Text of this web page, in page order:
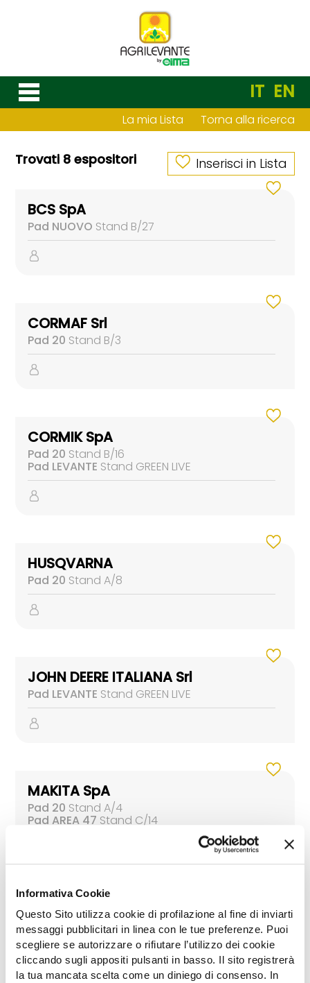
Informativa Cookie
Questo Sito utilizza cookie di profilazione al fine di inviarti
messaggi pubblicitari in linea con le tue preferenze. Puoi
scegliere se autorizzare o rifiutare l’utilizzo dei cookie
cliccando sugli appositi pulsanti in basso. Il sito registrerà
la tua mancata scelta come un diniego di consenso. In
IT EN
La mia Lista Torna alla ricerca
Trovati 8 espositori Inserisci in Lista
BCS SpA
Pad NUOVO Stand B/27
CORMAF Srl
Pad 20 Stand B/3
CORMIK SpA
Pad 20 Stand B/16
Pad LEVANTE Stand GREEN LIVE
HUSQVARNA
Pad 20 Stand A/8
JOHN DEERE ITALIANA Srl
Pad LEVANTE Stand GREEN LIVE
MAKITA SpA
Pad 20 Stand A/4
Pad AREA 47 Stand C/14
STIHL ANDREAS SpA
Pad 20Stand B/4
Pad LEVANTEStand GREEN LIVE